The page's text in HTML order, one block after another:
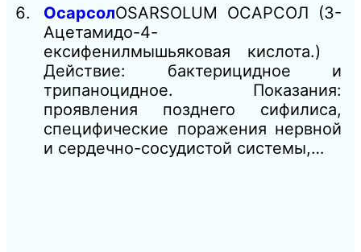
ОсарсолOSARSOLUM ОСАРСОЛ (3-
Ацетамидо-4-
ексифенилмышьяковая кислота.)
Действие: бактерицидное и
трипаноцидное. Показания:
проявления позднего сифилиса,
специфические поражения нервной
и сердечно-сосудистой системы,…